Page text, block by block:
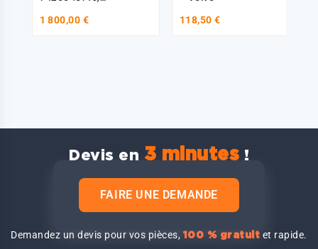
1 800,00 € 118,50 €
Devis en 3 minutes !
FAIRE UNE DEMANDE
Demandez un devis pour vos pièces,100 % gratuit et rapide.